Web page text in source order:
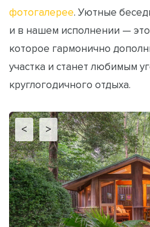
фотогалерее. Уютные
и в нашем исполнении —
которое гармонично
участка и станет любимым
круглогодичного отдыха.
< >